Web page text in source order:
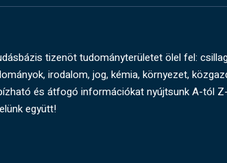
tizenöt tudományterületet ölel fel:
irodalom, jog, kémia, környezet,
és átfogó információkat nyújtsunk A-tól
együtt!